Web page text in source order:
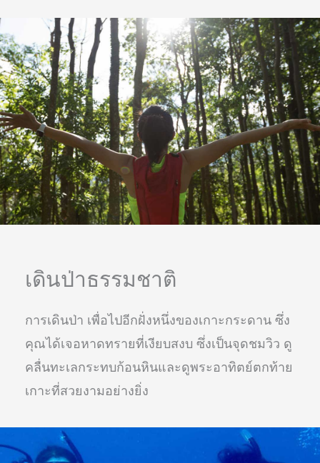
เดินป่าธรรมชาติ
การเดินป่า เพื่อไปอีกฝั่งหนึ่งของเกาะกระดาน ซึ่ง
คุณได้เจอหาดทรายที่เงียบสงบ ซึ่งเป็นจุดชมวิว ดู
คลื่นทะเลกระทบก้อนหินและดูพระอาทิตย์ตกท้าย
เกาะที่สวยงามอย่างยิ่ง